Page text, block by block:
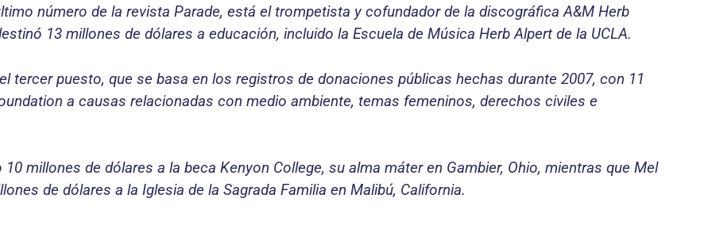
número de la revista Parade, está el trompetista y cofundador de la discográfica A&M Herb
13 millones de dólares a educación, incluido la Escuela de Música Herb Alpert de la UCLA.
tercer puesto, que se basa en los registros de donaciones públicas hechas durante 2007, con 11
a causas relacionadas con medio ambiente, temas femeninos, derechos civiles e
millones de dólares a la beca Kenyon College, su alma máter en Gambier, Ohio, mientras que Mel
de dólares a la Iglesia de la Sagrada Familia en Malibú, California.